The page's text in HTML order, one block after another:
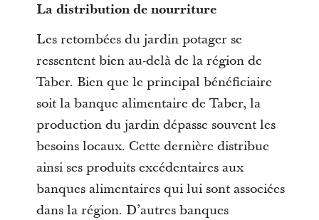
La distribution de nourriture
Les retombées du jardin potager se
ressentent bien au-delà de la région de
Taber. Bien que le principal bénéficiaire
soit la banque alimentaire de Taber, la
production du jardin dépasse souvent les
besoins locaux. Cette dernière distribue
ainsi ses produits excédentaires aux
banques alimentaires qui lui sont associées
dans la région. D’autres banques